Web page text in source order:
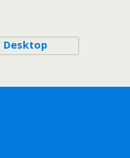
Desktop